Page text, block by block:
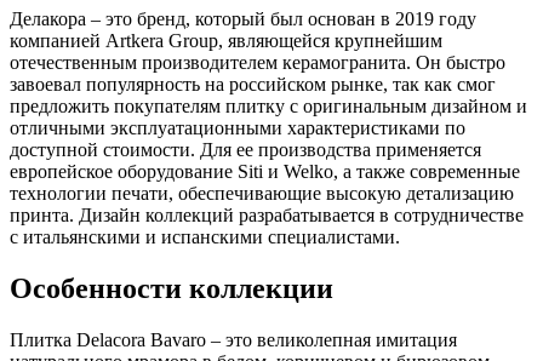
Делакора – это бренд, который был основан в 2019 году
компанией Artkera Group, являющейся крупнейшим
отечественным производителем керамогранита. Он быстро
завоевал популярность на российском рынке, так как смог
предложить покупателям плитку с оригинальным дизайном и
отличными эксплуатационными характеристиками по
доступной стоимости. Для ее производства применяется
европейское оборудование Siti и Welko, а также современные
технологии печати, обеспечивающие высокую детализацию
принта. Дизайн коллекций разрабатывается в сотрудничестве
с итальянскими и испанскими специалистами.
Особенности коллекции
Плитка Delacora Bavaro – это великолепная имитация